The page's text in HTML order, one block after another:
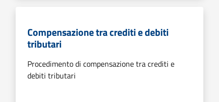
Compensazione tra crediti e debiti
tributari
Procedimento di compensazione tra crediti e
debiti tributari